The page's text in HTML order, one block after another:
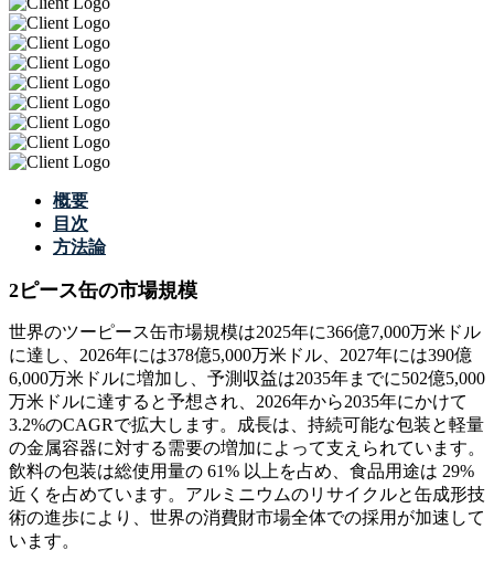
概要
目次
方法論
2ピース缶の市場規模
世界のツーピース缶市場規模は2025年に366億7,000万米ドル
に達し、2026年には378億5,000万米ドル、2027年には390億
6,000万米ドルに増加し、予測収益は2035年までに502億5,000
万米ドルに達すると予想され、2026年から2035年にかけて
3.2%のCAGRで拡大します。成長は、持続可能な包装と軽量
の金属容器に対する需要の増加によって支えられています。
飲料の包装は総使用量の 61% 以上を占め、食品用途は 29%
近くを占めています。アルミニウムのリサイクルと缶成形技
術の進歩により、世界の消費財市場全体での採用が加速して
います。